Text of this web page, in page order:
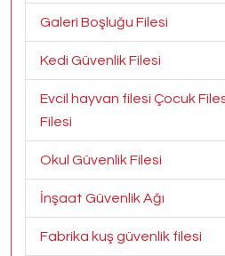
Galeri Boşluğu Filesi
Kedi Güvenlik Filesi
Evcil hayvan filesi Çocuk
Filesi
Okul Güvenlik Filesi
İnşaat Güvenlik Ağı
Fabrika kuş güvenlik filesi